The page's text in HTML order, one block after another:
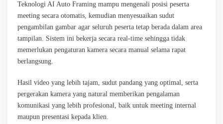
Teknologi AI Auto Framing mampu mengenali posisi peserta
meeting secara otomatis, kemudian menyesuaikan sudut
pengambilan gambar agar seluruh peserta tetap berada dalam area
tampilan. Sistem ini bekerja secara real-time sehingga tidak
memerlukan pengaturan kamera secara manual selama rapat
berlangsung.
Hasil video yang lebih tajam, sudut pandang yang optimal, serta
pergerakan kamera yang natural memberikan pengalaman
komunikasi yang lebih profesional, baik untuk meeting internal
maupun presentasi kepada klien.